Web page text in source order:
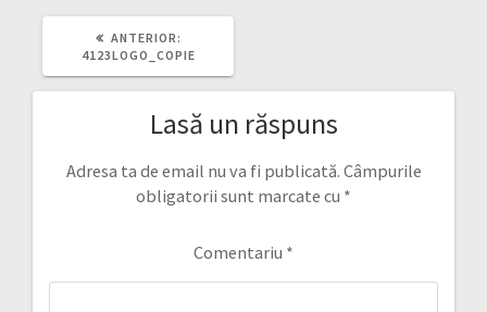
ANTERIOR:
ANTERIOR:
4123LOGO_COPIE
Lasă un răspuns
Adresa ta de email nu va fi publicată. Câmpurile
obligatorii sunt marcate cu *
Comentariu *